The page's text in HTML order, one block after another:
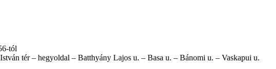
tól
– Szent István tér – hegyoldal – Batthyány Lajos u. – Basa u. – Bánomi u. – Vaskapui u.